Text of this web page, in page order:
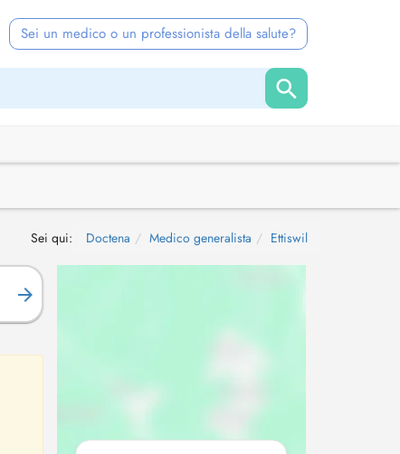
Sei un medico o un professionista della salute?
Sei qui: Doctena Medico generalista Ettiswil